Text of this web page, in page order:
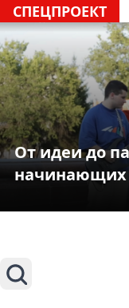
СПЕЦПРОЕКТ
От идеи до
начинающих
Поиск